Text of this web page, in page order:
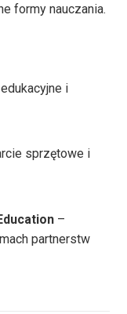
formy nauczania.
i
sprzętowe i
–
partnerstw